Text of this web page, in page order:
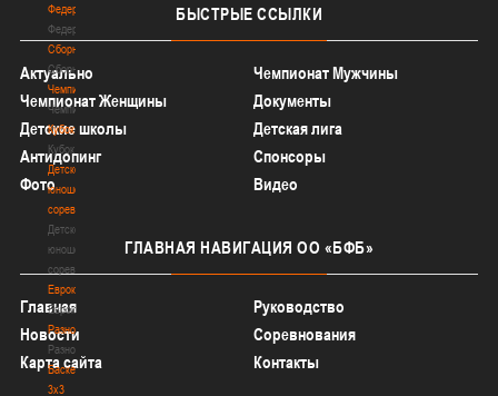
Федерация
Федерация
Сборные
Сборные
Чемпионат
Чемпионат
Кубок
Кубок
Детско-
юношеские
соревнования
Детско-
юношеские
соревнования
Еврокубки
Еврокубки
Разное
Разное
Баскетбол
3х3
БЫСТРЫЕ ССЫЛКИ
Актуально
Чемпионат Мужчины
Чемпионат Женщины
Документы
Детские школы
Детская лига
Антидопинг
Спонсоры
Фото
Видео
ГЛАВНАЯ НАВИГАЦИЯ ОО «БФБ»
Главная
Руководство
Новости
Соревнования
Карта сайта
Контакты